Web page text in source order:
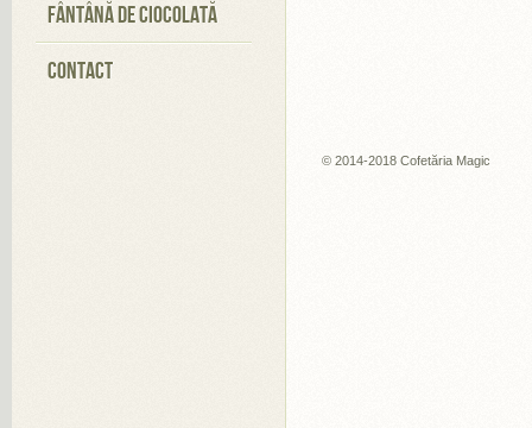
FÂNTÂNĂ DE CIOCOLATĂ
CONTACT
© 2014-2018 Cofetăria Magic